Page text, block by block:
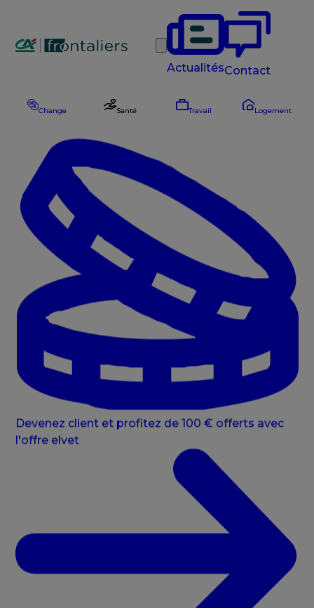
Rechercher
ActualitésContact
Change Santé Travail Logement
Devenez client et profitez de 100 € offerts avec
l'offre elvet